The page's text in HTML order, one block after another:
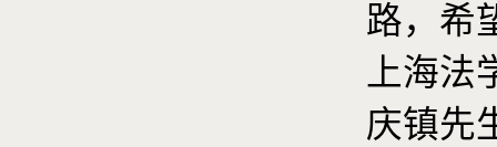
路，希
上海法
庆镇先